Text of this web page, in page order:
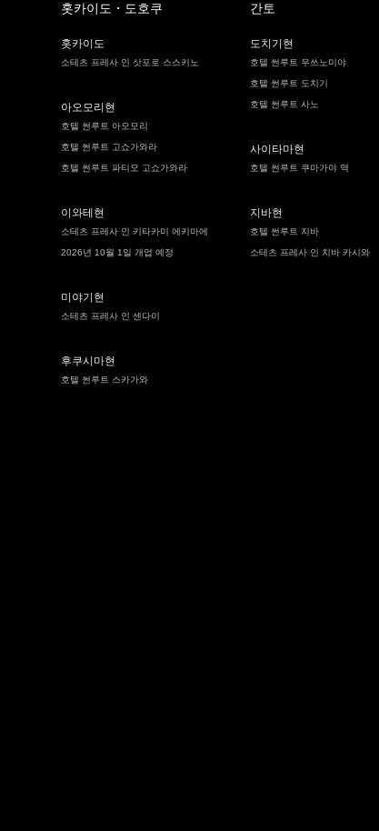
홋카이도・도호쿠
홋카이도
소테츠 프레사 인 삿포로 스스키노
아오모리현
호텔 썬루트 아오모리
호텔 썬루트 고쇼가와라
호텔 썬루트 파티오 고쇼가와라
이와테현
소테츠 프레사 인 키타카미 에키마에
2026년 10월 1일 개업 예정
미야기현
소테츠 프레사 인 센다이
후쿠시마현
호텔 썬루트 스카가와
간토
도치기현
호텔 썬루트 우쓰노미야
호텔 썬루트 도치기
호텔 썬루트 사노
사이타마현
호텔 썬루트 쿠마가야 역
지바현
호텔 썬루트 지바
소테츠 프레사 인 치바 카시와